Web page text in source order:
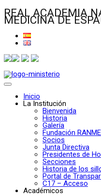
REAL ACADEMIA
MEDICINA DE
Inicio
La Institución
Bienvenida
Historia
Galería
Fundación RANME
Socios
Junta Directiva
Presidentes de
Secciones
Historia de los
Portal de
C17 – Acceso
Académicos